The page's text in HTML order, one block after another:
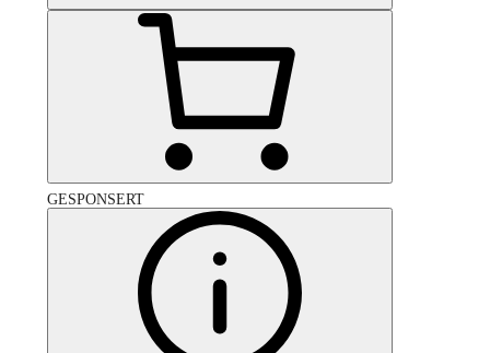
GESPONSERT